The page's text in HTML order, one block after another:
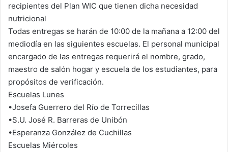
recipientes del Plan WIC que tienen dicha necesidad
nutricional
Todas entregas se harán de 10:00 de la mañana a 12:00 del
mediodía en las siguientes escuelas. El personal municipal
encargado de las entregas requerirá el nombre, grado,
maestro de salón hogar y escuela de los estudiantes, para
propósitos de verificación.
Escuelas Lunes
•Josefa Guerrero del Río de Torrecillas
•S.U. José R. Barreras de Unibón
•Esperanza González de Cuchillas
Escuelas Miércoles